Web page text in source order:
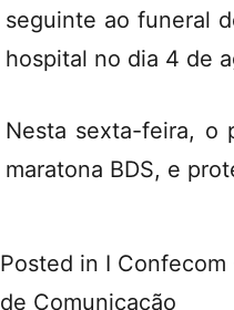
seguinte ao funeral
hospital no dia 4 de
Nesta sexta-feira, o
maratona BDS, e
Posted in I
de Comunicação